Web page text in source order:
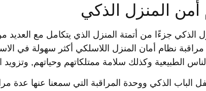
المنزل الذكي
الذكي جزءًا من أتمتة المنزل الذي يتكامل مع العديد
مراقبة نظام أمان المنزل اللاسلكي أكثر سهولة في
الطبيعية وكذلك سلامة ممتلكاتهم وحياتهم,
الذكي ووحدة المراقبة التي سمعنا عنها عدة